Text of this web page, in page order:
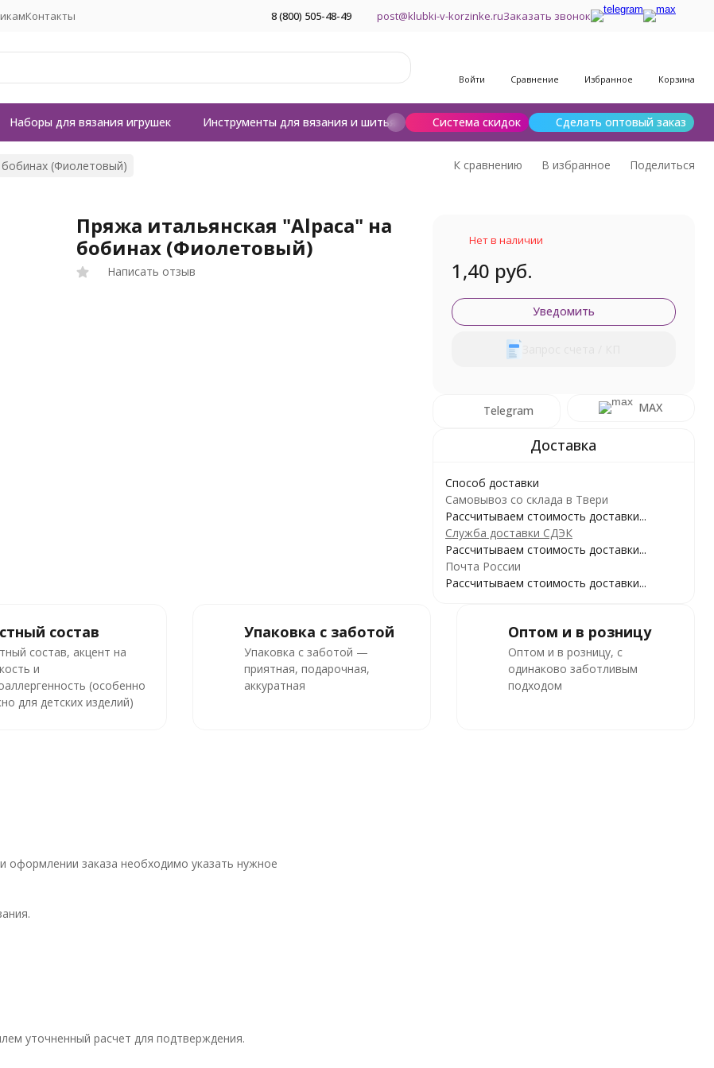
Контакты 8 (800) 505-48-49 post@klubki-v-korzinke.ruЗаказать звонок
Войти Сравнение Избранное Корзина
Система скидок Сделать оптовый заказ
Наборы для вязания игрушек Инструменты для вязания и шитья Шерсть для валяния
(Фиолетовый) К сравнению В избранное Поделиться
Пряжа итальянская "Alpaca" на
бобинах (Фиолетовый)
Написать отзыв
Нет в наличии
1,40 руб.
Уведомить
Telegram MAX
Способ доставки
Самовывоз со склада в Твери
Рассчитываем стоимость доставки...
Служба доставки СДЭК
Рассчитываем стоимость доставки...
Почта России
Рассчитываем стоимость доставки...
состав
состав, акцент на
и
(особенно
для детских изделий)
Упаковка с заботой
Упаковка с заботой —
приятная, подарочная,
аккуратная
Оптом и в розницу
Оптом и в розницу, с
одинаково заботливым
подходом
оформлении заказа необходимо указать нужное
уточненный расчет для подтверждения.